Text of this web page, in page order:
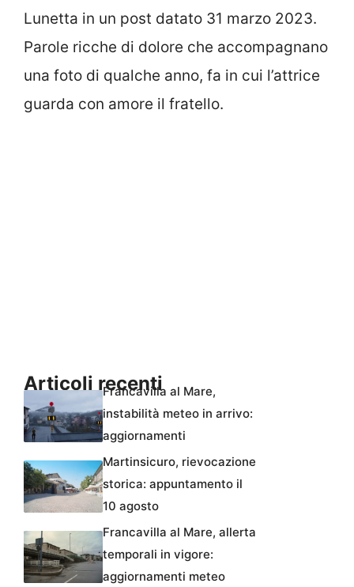
Lunetta in un post datato 31 marzo 2023.
Parole ricche di dolore che accompagnano
una foto di qualche anno, fa in cui l’attrice
guarda con amore il fratello.
Articoli recenti
Francavilla al Mare,
instabilità meteo in arrivo:
aggiornamenti
Martinsicuro, rievocazione
storica: appuntamento il
10 agosto
Francavilla al Mare, allerta
temporali in vigore:
aggiornamenti meteo